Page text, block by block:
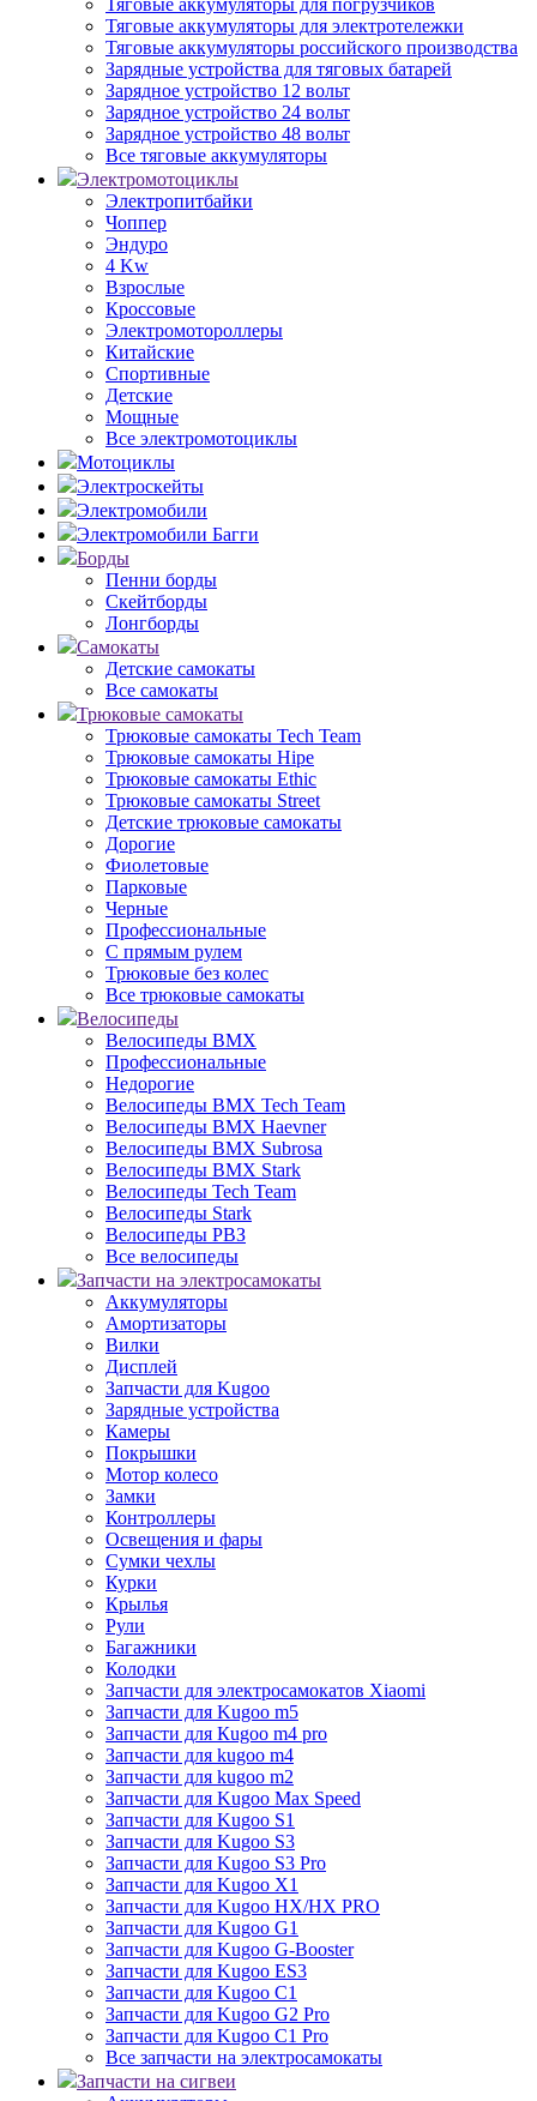
Тяговые аккумуляторы для погрузчиков
Тяговые аккумуляторы для электротележки
Тяговые аккумуляторы российского производства
Зарядные устройства для тяговых батарей
Зарядное устройство 12 вольт
Зарядное устройство 24 вольт
Зарядное устройство 48 вольт
Все тяговые аккумуляторы
Электромотоциклы
Электропитбайки
Чоппер
Эндуро
4 Kw
Взрослые
Кроссовые
Электромотороллеры
Китайские
Спортивные
Детские
Мощные
Все электромотоциклы
Мотоциклы
Электроскейты
Электромобили
Электромобили Багги
Борды
Пенни борды
Скейтборды
Лонгборды
Самокаты
Детские самокаты
Все самокаты
Трюковые самокаты
Трюковые самокаты Tech Team
Трюковые самокаты Hipe
Трюковые самокаты Ethic
Трюковые самокаты Street
Детские трюковые самокаты
Дорогие
Фиолетовые
Парковые
Черные
Профессиональные
С прямым рулем
Трюковые без колес
Все трюковые самокаты
Велосипеды
Велосипеды BMX
Профессиональные
Недорогие
Велосипеды BMX Tech Team
Велосипеды BMX Haevner
Велосипеды BMX Subrosa
Велосипеды BMX Stark
Велосипеды Tech Team
Велосипеды Stark
Велосипеды РВЗ
Все велосипеды
Запчасти на электросамокаты
Аккумуляторы
Амортизаторы
Вилки
Дисплей
Запчасти для Kugoo
Зарядные устройства
Камеры
Покрышки
Мотор колесо
Замки
Контроллеры
Освещения и фары
Сумки чехлы
Курки
Крылья
Рули
Багажники
Колодки
Запчасти для электросамокатов Xiaomi
Запчасти для Kugoo m5
Запчасти для Кugoo m4 pro
Запчасти для kugoo m4
Запчасти для kugoo m2
Запчасти для Kugoo Max Speed
Запчасти для Kugoo S1
Запчасти для Kugoo S3
Запчасти для Kugoo S3 Pro
Запчасти для Kugoo X1
Запчасти для Kugoo HX/HX PRO
Запчасти для Kugoo G1
Запчасти для Kugoo G-Booster
Запчасти для Kugoo ES3
Запчасти для Kugoo C1
Запчасти для Kugoo G2 Pro
Запчасти для Kugoo C1 Pro
Все запчасти на электросамокаты
Запчасти на сигвеи